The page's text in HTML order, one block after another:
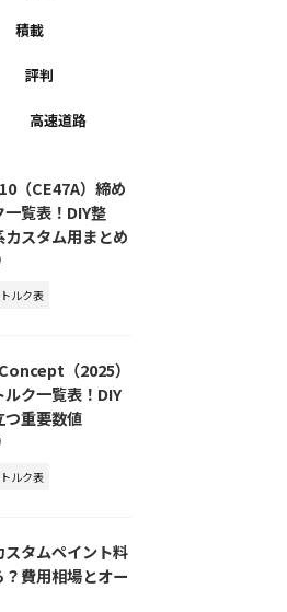
積載
評判
高速道路
（CE47A）締め
覧表！DIY整
スタム用まとめ
ルク表
（2025）
ク一覧表！DIY
つ重要数値
ルク表
スタムペイント料
費用相場とオー